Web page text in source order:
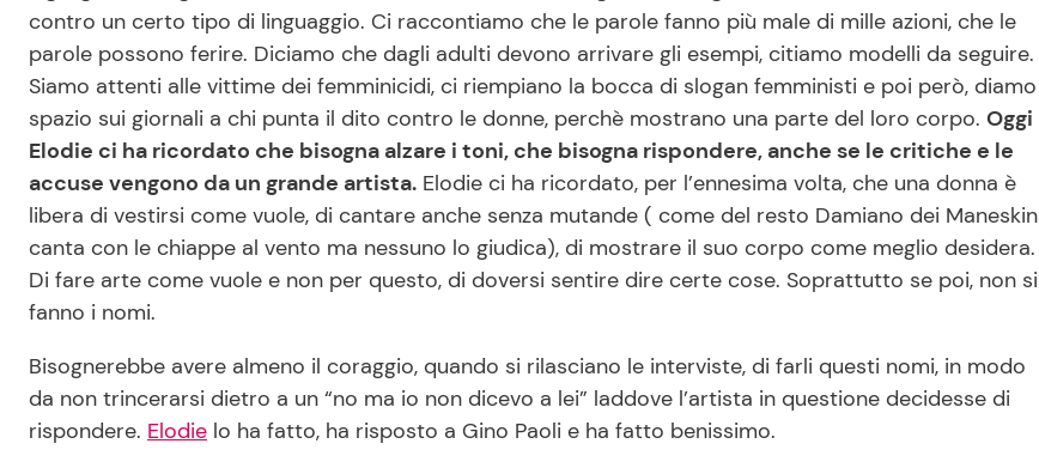
contro un certo tipo di linguaggio. Ci raccontiamo che le parole fanno più male di mille azioni, che le
parole possono ferire. Diciamo che dagli adulti devono arrivare gli esempi, citiamo modelli da seguire.
Siamo attenti alle vittime dei femminicidi, ci riempiano la bocca di slogan femministi e poi però, diamo
spazio sui giornali a chi punta il dito contro le donne, perchè mostrano una parte del loro corpo. Oggi
Elodie ci ha ricordato che bisogna alzare i toni, che bisogna rispondere, anche se le critiche e le
accuse vengono da un grande artista. Elodie ci ha ricordato, per l’ennesima volta, che una donna è
libera di vestirsi come vuole, di cantare anche senza mutande ( come del resto Damiano dei Maneskin
canta con le chiappe al vento ma nessuno lo giudica), di mostrare il suo corpo come meglio desidera.
Di fare arte come vuole e non per questo, di doversi sentire dire certe cose. Soprattutto se poi, non si
fanno i nomi.
Bisognerebbe avere almeno il coraggio, quando si rilasciano le interviste, di farli questi nomi, in modo
da non trincerarsi dietro a un “no ma io non dicevo a lei” laddove l’artista in questione decidesse di
rispondere. Elodie lo ha fatto, ha risposto a Gino Paoli e ha fatto benissimo.